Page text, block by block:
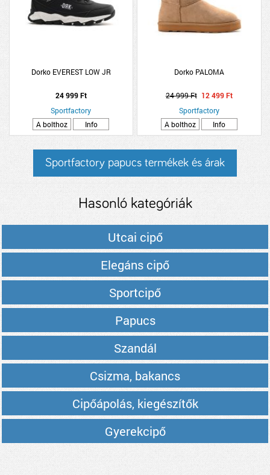
Dorko EVEREST LOW JR
24 999 Ft
Sportfactory
A bolthoz
Info
Dorko PALOMA
24 999 Ft 12 499 Ft
Sportfactory
A bolthoz
Info
Sportfactory papucs termékek és árak
Hasonló kategóriák
Utcai cipő
Elegáns cipő
Sportcipő
Papucs
Szandál
Csizma, bakancs
Cipőápolás, kiegészítők
Gyerekcipő